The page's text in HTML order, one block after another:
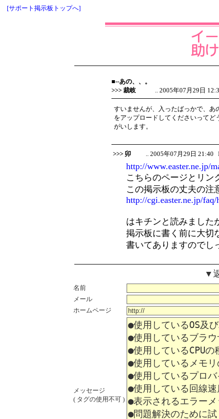
[サポート掲示板トップへ]
■--あの、、。
>>> 裁岐
.. 2005年07月29日
すいませんが、入ったばっかで、
をアップロードしてくださいって
がいします。
>>> 卯 .. 2005年07月29日 21:40
http://www.easter.ne.jp/
こちらのページとリン
この掲示板の丈夫の注
http://cgi.easter.ne.jp/faq/
はキチンと読みました
掲示板に書く前に大切
書いてありますのでし
▼
名前
メール
ホームページ
メッセージ
( タグの使用不可 )